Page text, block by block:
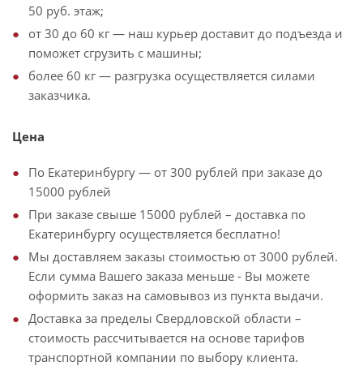
50 руб. этаж;
от 30 до 60 кг — наш курьер доставит до подъезда и
поможет сгрузить с машины;
более 60 кг — разгрузка осуществляется силами
заказчика.
Цена
По Екатеринбургу — от 300 рублей при заказе до
15000 рублей
При заказе свыше 15000 рублей – доставка по
Екатеринбургу осуществляется бесплатно!
Мы доставляем заказы стоимостью от 3000 рублей.
Если сумма Вашего заказа меньше - Вы можете
оформить заказ на самовывоз из пункта выдачи.
Доставка за пределы Свердловской области –
стоимость рассчитывается на основе тарифов
транспортной компании по выбору клиента.